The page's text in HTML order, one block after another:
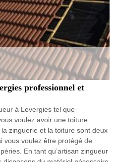
professionnel et
à Levergies tel que
voulez avoir une toiture
zinguerie et la toiture sont deux
vous voulez être protégé de
En tant qu’artisan zingueur